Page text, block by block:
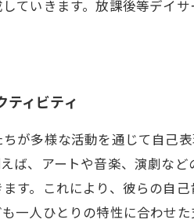
ていきます。放課後等デイ
ィビティ
が多様な活動を通じて自己
ば、アートや音楽、演劇な
す。これにより、彼らの自
一人ひとりの特性に合わせ